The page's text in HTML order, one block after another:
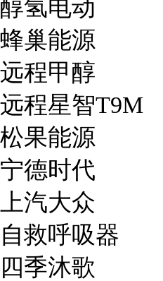
醇氢电动
蜂巢能源
远程甲醇
远程星智T9M
松果能源
宁德时代
上汽大众
自救呼吸器
四季沐歌